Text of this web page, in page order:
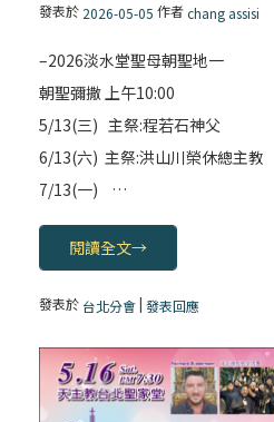
發表於 2026-05-05 作者chang assisi
–2026淡水堂聖母朝聖地一
朝聖彌撒 上午10:00
5/13(三) 主祭:程若石神父 聖
6/13(六) 主祭:洪山川榮休總主
7/13(一) …
閱讀全文→
發表於 台北分會|發表回應